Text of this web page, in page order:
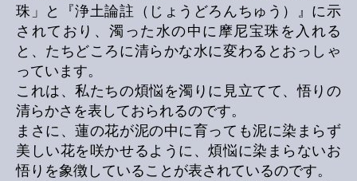
珠」と『浄土論註（じょうどろんちゅう）』に示
されており、濁った水の中に摩尼宝珠を入れる
と、たちどころに清らかな水に変わるとおっしゃ
っています。
これは、私たちの煩悩を濁りに見立てて、悟りの
清らかさを表しておられるのです。
まさに、蓮の花が泥の中に育っても泥に染まらず
美しい花を咲かせるように、煩悩に染まらないお
悟りを象徴していることが表されているのです。